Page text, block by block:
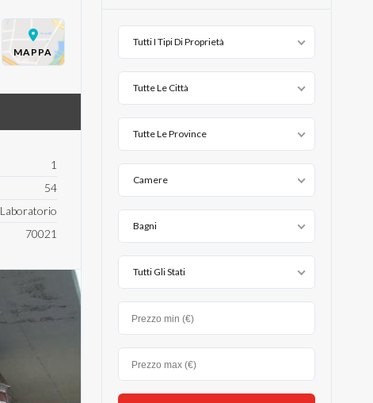
MAPPA
1
54
Laboratorio
70021
Tutti I Tipi Di Proprietà
Tutte Le Città
Tutte Le Province
Camere
Bagni
Tutti Gli Stati